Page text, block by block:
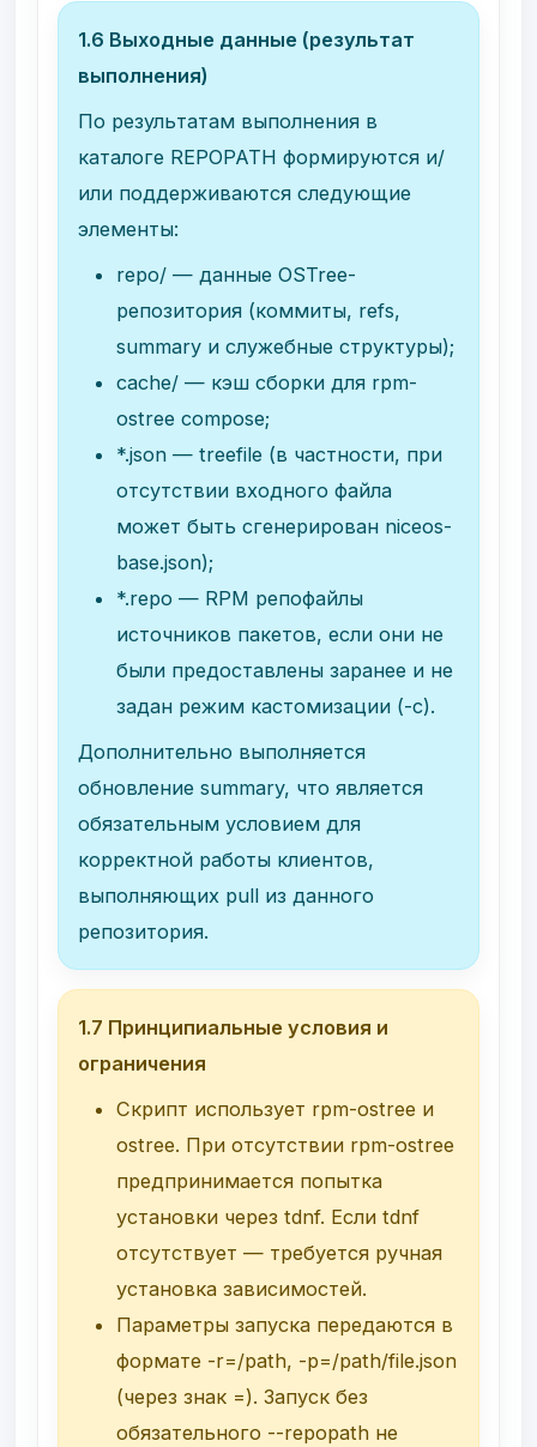
1.6 Выходные данные (результат
выполнения)
По результатам выполнения в
каталоге REPOPATH формируются и/
или поддерживаются следующие
элементы:
repo/ — данные OSTree-
репозитория (коммиты, refs,
summary и служебные структуры);
cache/ — кэш сборки для rpm-
ostree compose;
*.json — treefile (в частности, при
отсутствии входного файла
может быть сгенерирован niceos-
base.json);
*.repo — RPM репофайлы
источников пакетов, если они не
были предоставлены заранее и не
задан режим кастомизации (-c).
Дополнительно выполняется
обновлениеsummary, что является
обязательным условием для
корректной работы клиентов,
выполняющих pull из данного
репозитория.
1.7 Принципиальные условия и
ограничения
Скрипт использует rpm-ostree и
ostree. При отсутствии rpm-ostree
предпринимается попытка
установки черезtdnf. Еслиtdnf
отсутствует — требуется ручная
установка зависимостей.
Параметры запуска передаются в
формате -r=/path, -p=/path/file.json
(через знак =). Запуск без
обязательного --repopath не